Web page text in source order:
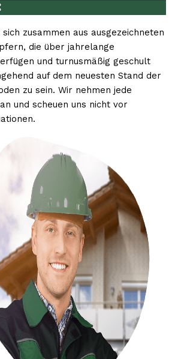
zusammen aus ausgezeichneten
die über jahrelange
und turnusmäßig geschult
auf dem neuesten Stand der
zu sein. Wir nehmen jede
und scheuen uns nicht vor